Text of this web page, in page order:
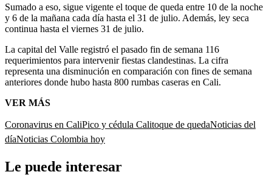
Sumado a eso, sigue vigente el toque de queda entre 10 de la noche
y 6 de la mañana cada día hasta el 31 de julio. Además, ley seca
continua hasta el viernes 31 de julio.
La capital del Valle registró el pasado fin de semana 116
requerimientos para intervenir fiestas clandestinas. La cifra
representa una disminución en comparación con fines de semana
anteriores donde hubo hasta 800 rumbas caseras en Cali.
VER MÁS
Coronavirus en CaliPico y cédula Calitoque de quedaNoticias del
díaNoticias Colombia hoy
Le puede interesar